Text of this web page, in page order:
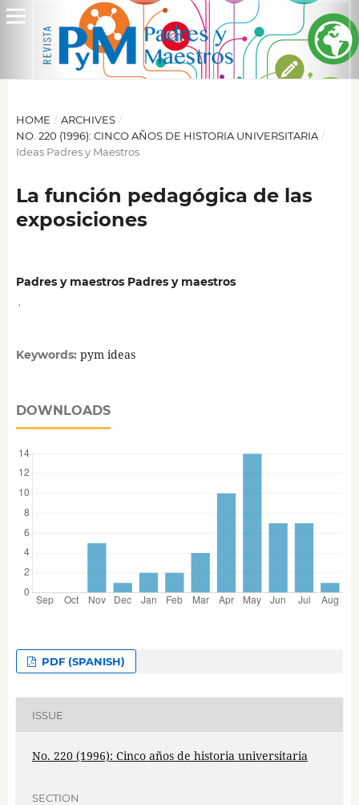
HOME / ARCHIVES /
NO. 220 (1996): CINCO AÑOS DE HISTORIA UNIVERSITARIA /
Ideas Padres y Maestros
La función pedagógica de las
exposiciones
Padres y maestros Padres y maestros
Keywords: pym ideas
DOWNLOADS
PDF (SPANISH)
ISSUE
No. 220 (1996): Cinco años de historia universitaria
SECTION